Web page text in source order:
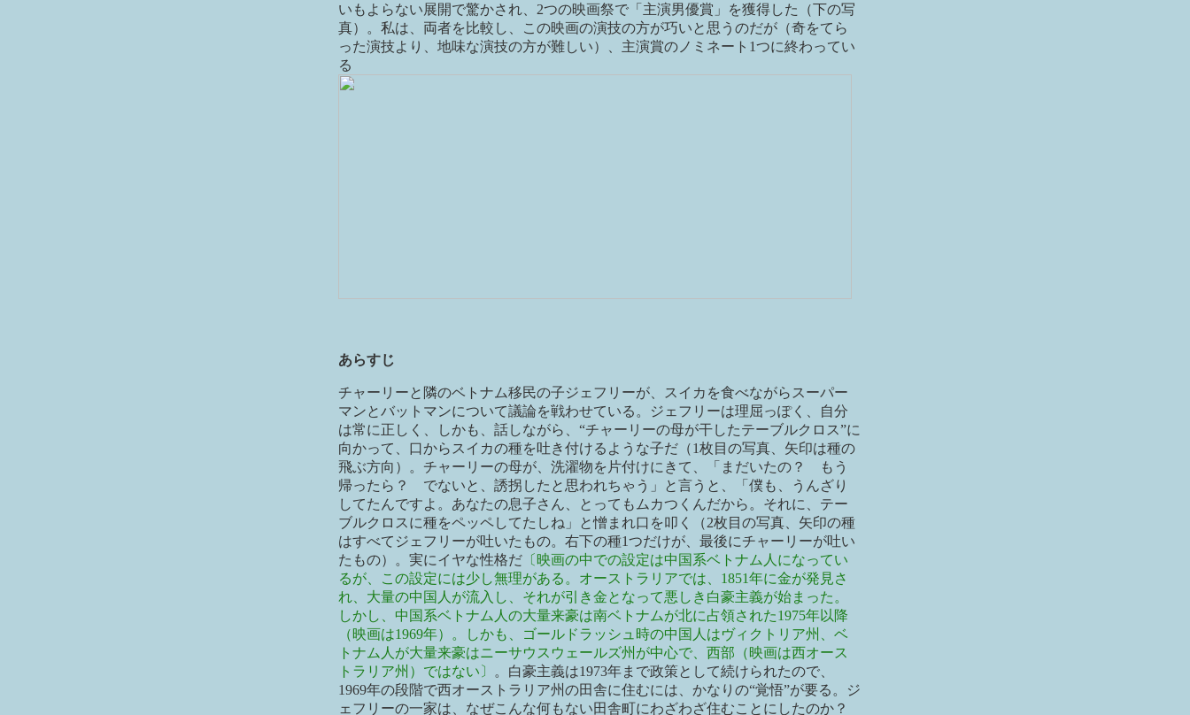
いもよらない展開で驚かされ、2つの映画祭で「主演男優賞」を獲得した（下の写
真）。私は、両者を比較し、この映画の演技の方が巧いと思うのだが（奇をてら
った演技より、地味な演技の方が難しい）、主演賞のノミネート1つに終わってい
る
あらすじ
チャーリーと隣のベトナム移民の子ジェフリーが、スイカを食べながらスーパー
マンとバットマンについて議論を戦わせている。ジェフリーは理屈っぽく、自分
は常に正しく、しかも、話しながら、“チャーリーの母が干したテーブルクロス”に
向かって、口からスイカの種を吐き付けるような子だ（1枚目の写真、矢印は種の
飛ぶ方向）。チャーリーの母が、洗濯物を片付けにきて、「まだいたの？ もう
帰ったら？ でないと、誘拐したと思われちゃう」と言うと、「僕も、うんざり
してたんですよ。あなたの息子さん、とってもムカつくんだから。それに、テー
ブルクロスに種をペッペしてたしね」と憎まれ口を叩く（2枚目の写真、矢印の種
はすべてジェフリーが吐いたもの。右下の種1つだけが、最後にチャーリーが吐い
たもの）。実にイヤな性格だ 〔映画の中での設定は中国系ベトナム人になってい
るが、この設定には少し無理がある。オーストラリアでは、1851年に金が発見さ
れ、大量の中国人が流入し、それが引き金となって悪しき白豪主義が始まった。
しかし、中国系ベトナム人の大量来豪は南ベトナムが北に占領された1975年以降
（映画は1969年）。しかも、ゴールドラッシュ時の中国人はヴィクトリア州、ベ
トナム人が大量来豪はニーサウスウェールズ州が中心で、西部（映画は西オース
トラリア州）ではない〕
。白豪主義は1973年まで政策として続けられたので、
1969年の段階で西オーストラリア州の田舎に住むには、かなりの“覚悟”が要る。ジ
ェフリーの一家は、なぜこんな何もない田舎町にわざわざ住むことにしたのか？